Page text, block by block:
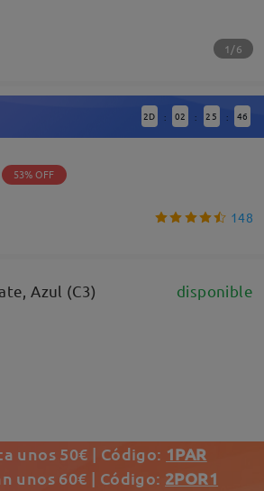
1/6
2D : 02 : 25 : 46
53% OFF
148
Azul (C3) disponible
unos 50€ | Código: 1PAR
unos 60€ | Código: 2POR1